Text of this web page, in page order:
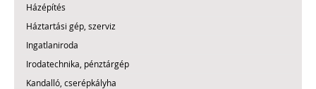
Házépítés
Háztartási gép, szerviz
Ingatlaniroda
Irodatechnika, pénztárgép
Kandalló, cserépkályha